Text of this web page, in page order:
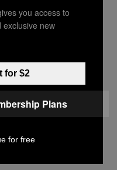
you access to
exclusive new
for $2
Plans
for free